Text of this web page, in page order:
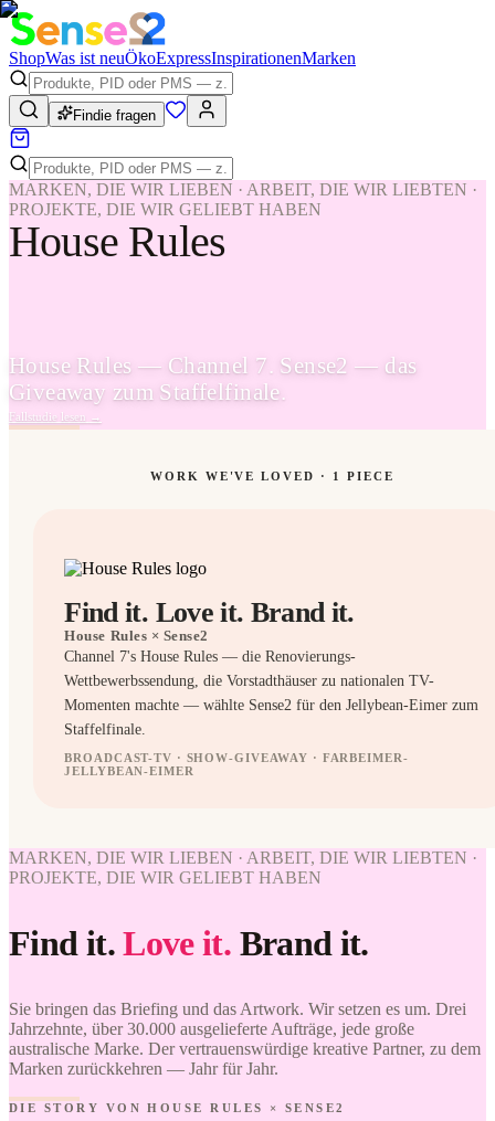
ShopWas ist neuÖkoExpressInspirationenMarken
Findie fragen
MARKEN, DIE WIR LIEBEN · ARBEIT, DIE WIR LIEBTEN ·
PROJEKTE, DIE WIR GELIEBT HABEN
House Rules
House Rules — Channel 7. Sense2 — das
Giveaway zum Staffelfinale.
Fallstudie lesen →
WORK WE'VE LOVED · 1 PIECE
Find it. Love it. Brand it.
House Rules × Sense2
Channel 7's House Rules — die Renovierungs-
Wettbewerbssendung, die Vorstadthäuser zu nationalen TV-
Momenten machte — wählte Sense2 für den Jellybean-Eimer zum
Staffelfinale.
BROADCAST-TV · SHOW-GIVEAWAY · FARBEIMER-
JELLYBEAN-EIMER
WORK
WE'VE
House
Rules ×
Love it.
Brand it.
LOVED
Sense2.
Find it.
Love it.
Brand it.
MARKEN, DIE WIR LIEBEN · ARBEIT, DIE WIR LIEBTEN ·
PROJEKTE, DIE WIR GELIEBT HABEN
Find it.Love it. Brand it.
Sie bringen das Briefing und das Artwork. Wir setzen es um. Drei
Jahrzehnte, über 30.000 ausgelieferte Aufträge, jede große
australische Marke. Der vertrauenswürdige kreative Partner, zu dem
Marken zurückkehren — Jahr für Jahr.
DIE STORY VON HOUSE RULES × SENSE2